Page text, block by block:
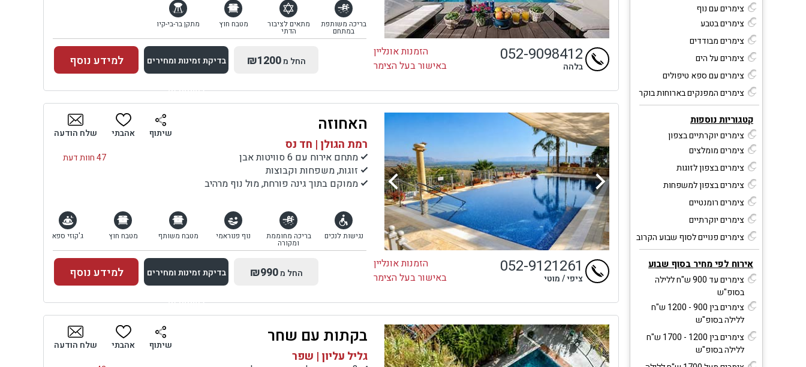
צימרים עם נוף
צימרים בטבע
צימרים מבודדים
צימרים על הים
צימרים עם ספא טיפולים
צימרים המפנקים בארוחות בוקר
קטגוריות נוספות
צימרים יוקרתיים בצפון
צימרים מומלצים
צימרים בצפון לזוגות
צימרים בצפון למשפחות
צימרים רומנטיים
צימרים יוקרתיים
צימרים פנויים לסוף שבוע הקרוב
אירוח לפי מחיר בסוף שבוע
צימרים עד 900 ש"ח ללילה
בסופ"ש
צימרים בין 900 - 1200 ש"ח
ללילה בסופ"ש
צימרים בין 1200 - 1700 ש"ח
ללילה בסופ"ש
בריכה משותפת
במתחם
מתאים לציבור
הדתי
מטבח חוץ מתקן בר-בי-קיו
הזמנות אונליין
באישור בעל הצימר
052-9098412
בלהה החל מ₪1200 בדיקת זמינות ומחירים
למתחם זה
בדיקת זמינות ומחירים
למידע נוסף
האחוזה
רמת הגולן | חד נס
47 חוות דעת
מתחם אירוח עם 6 סוויטות אבן
זוגות, משפחות וקבוצות
ממוקם בתוך גינה פורחת, מול נוף מרהיב
שיתוף אהבתי שלח הודעה
נגישות לנכים בריכה מחוממת
ומקורה
נוף פנוראמי מטבח משותף מטבח חוץ ג'קוזי ספא
הזמנות אונליין
באישור בעל הצימר
052-9121261
ציפי / מוטי החל מ₪990 בדיקת זמינות ומחירים
למתחם זה
בדיקת זמינות ומחירים
למידע נוסף
בקתות עם שחר
גליל עליון | שפר
שיתוף אהבתי שלח הודעה